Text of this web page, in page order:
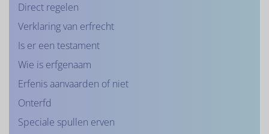
Direct regelen
Verklaring van erfrecht
Is er een testament
Wie is erfgenaam
Erfenis aanvaarden of niet
Onterfd
Speciale spullen erven